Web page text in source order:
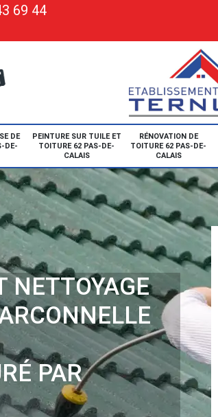
69 44
DE
DE-
PEINTURE SUR TUILE ET
TOITURE 62 PAS-DE-
CALAIS
RÉNOVATION DE
TOITURE 62 PAS-DE-
CALAIS
NETTOYAGE
PAR